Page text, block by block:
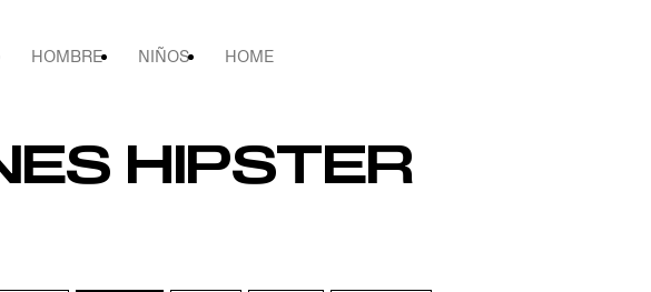
HOMBRE NIÑOS HOME
HIPSTER